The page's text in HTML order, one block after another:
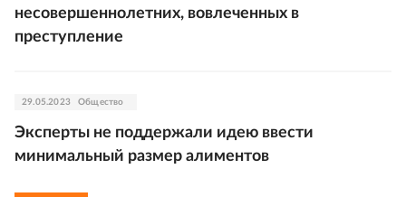
несовершеннолетних, вовлеченных в
преступление
29.05.2023 Общество
Эксперты не поддержали идею ввести
минимальный размер алиментов